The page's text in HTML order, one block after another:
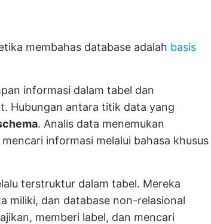
membahas database adalah basis
informasi dalam tabel dan
Hubungan antara titik data yang
. Analis data menemukan
informasi melalui bahasa khusus
terstruktur dalam tabel. Mereka
miliki, dan database non-relasional
memberi label, dan mencari